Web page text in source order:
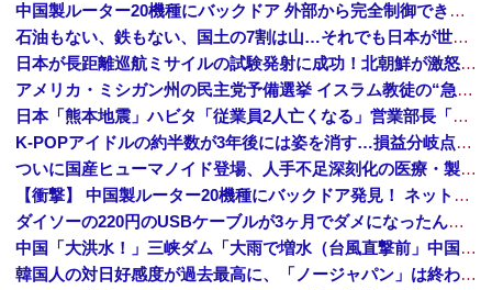
中国製ルーター20機種にバックドア 外部から完全制御できる機能が仕込まれていた
石油もない、鉄もない、国土の7割は山…それでも日本が世界屈指の経済大国になれた「勤勉さ」以外の勝因！
日本が長距離巡航ミサイルの試験発射に成功！北朝鮮が激怒「日本が戦争国家になろうとしている」「絶対に傍観しない、必ず後悔させる」
アメリカ・ミシガン州の民主党予備選挙 イスラム教徒の“急進左派”候補が勝利確実に⋯トランプ氏は批判
日本「熊本地震」ハビタ「従業員2人亡くなる」営業部長「イオンのスタッフに制止されなかった」日本「部長が連絡後の店員行動を証言（謎」イオン「再入館可能の事実ない」→
K-POPアイドルの約半数が3年後には姿を消す…損益分岐点突破は4％未満
ついに国産ヒューマノイド登場、人手不足深刻化の医療・製造現場などでの活用想定！
【衝撃】 中国製ルーター20機種にバックドア発見！ ネットに繋ぐだけで35秒ごとに中国のサーバーと通信
ダイソーの220円のUSBケーブルが3ヶ月でダメになったんやが
中国「大洪水！」三峡ダム「大雨で増水（台風直撃前」中国ダム「緊急放流！」中国鉄道「列車が走行中に流される」中国避難所「支援物資は有料です」謎の勢力「え」→
韓国人の対日好感度が過去最高に、「ノージャパン」は終わった？＝ネット「中国より100倍いい」